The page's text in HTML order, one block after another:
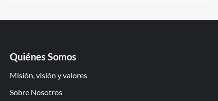
Quiénes Somos
Misión, visión y valores
Sobre Nosotros